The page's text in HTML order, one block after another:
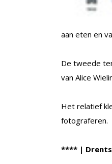
aan eten en
De tweede
van Alice
Het relatief
fotograferen.
**** | Drents